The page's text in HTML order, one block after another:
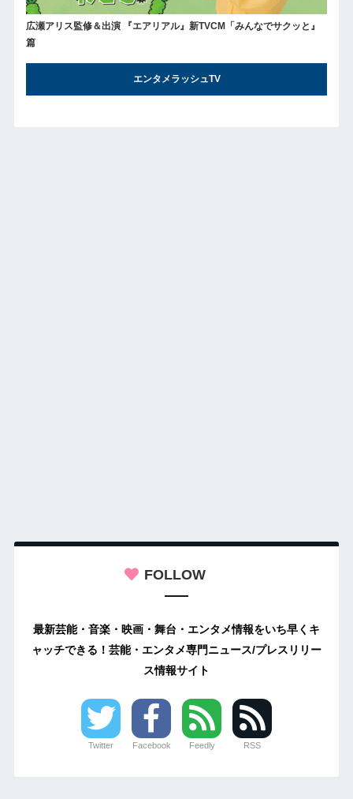
広瀬アリス監修＆出演 『エアリアル』新TVCM「みんなでサクッと』
篇
エンタメラッシュTV
FOLLOW
最新芸能・音楽・映画・舞台・エンタメ情報をいち早くキ
ャッチできる！芸能・エンタメ専門ニュース/プレスリリー
ス情報サイト
Twitter Facebook Feedly RSS